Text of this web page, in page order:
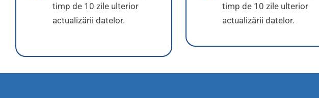
timp de 10 zile ulterior
actualizării datelor.
timp de 10 zile ulterior
actualizării datelor.